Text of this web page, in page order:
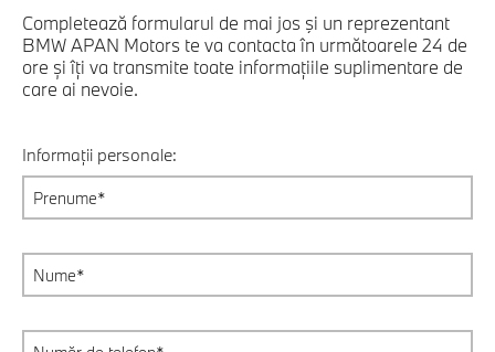
Completează formularul de mai jos şi un reprezentant
BMW APAN Motors te va contacta în următoarele 24 de
ore și îți va transmite toate informațiile suplimentare de
care ai nevoie.
Informații personale: